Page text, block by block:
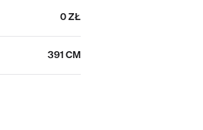
0 ZŁ
391 CM